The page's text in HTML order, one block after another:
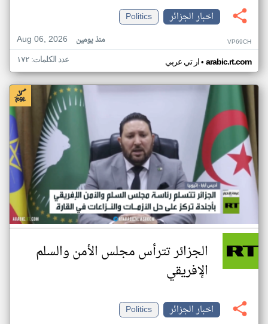
اخبار الجزائر
Politics
Aug 06, 2026
منذ يومين VP69CH
ار تي عربي• arabic.rt.com عدد الكلمات: ١٧٢
الجزائر تترأس مجلس الأمن والسلم
الإفريقي
اخبار الجزائر
Politics